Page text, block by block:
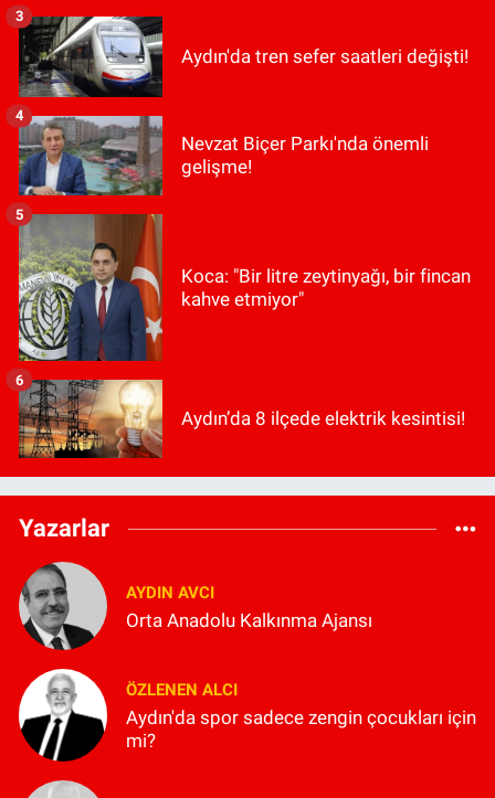
Aydın'da tren sefer saatleri değişti!
3
Nevzat Biçer Parkı'nda önemli
gelişme!
4
Koca: "Bir litre zeytinyağı, bir fincan
kahve etmiyor"
5
Aydın’da 8 ilçede elektrik kesintisi!
6
Yazarlar
AYDIN AVCI
Orta Anadolu Kalkınma Ajansı
ÖZLENEN ALCI
Aydın'da spor sadece zengin çocukları için
mi?